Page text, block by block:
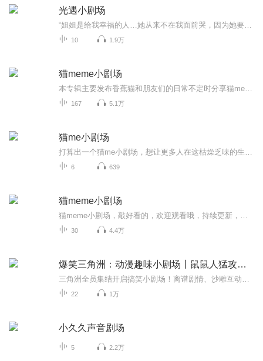
光遇小剧场
10 1.9万
猫meme小剧场
167 5.1万
猫me小剧场
6 639
猫meme小剧场
30 4.4万
爆笑三角洲：动漫趣味小剧场丨鼠鼠人猛攻航天
22 1万
小久久声音剧场
5 2.2万